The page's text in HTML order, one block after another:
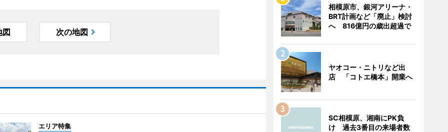
図 次の地図
エリア特集
相模原市、銀河アリーナ・
BRT計画など「廃止」検討
へ 816億円の歳出超過で
ヤオコー・ニトリなど出
店 「コトエ橋本」開業へ
SC相模原、湘南にPK負
け 過去3番目の来場者数